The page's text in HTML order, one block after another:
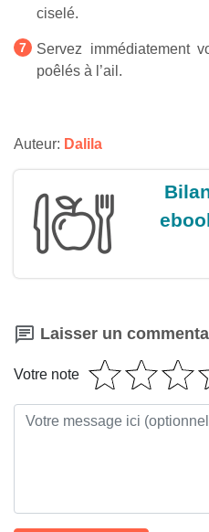
ciselé.
Servez immédiatement
poêlés à l’ail.
Auteur: Dalila
Laisser un
Votre note